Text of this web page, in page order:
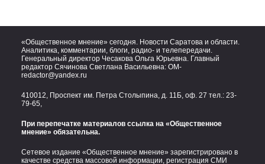
«Общественное мнение» сегодня. Новости Саратова и области.
Аналитика, комментарии, блоги, радио- и телепередачи.
Генеральный директор Чесакова Ольга Юрьевна. Главный
редактор Сячинова Светлана Васильевна: OM-
redactor@yandex.ru
410012, Проспект им. Петра Столыпина, д. 11Б, оф. 27 тел.: 23-
79-65,
При перепечатке материалов ссылка на «Общественное
мнение» обязательна.
Сетевое издание «Общественное мнение» зарегистрировано в
качестве средства массовой информации, регистрация СМИ